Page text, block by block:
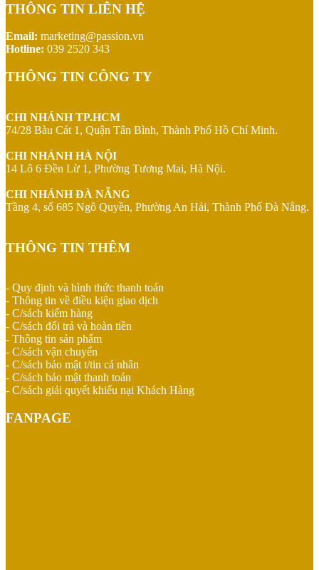
THÔNG TIN LIÊN HỆ
Email: marketing@passion.vn
Hotline: 039 2520 343
THÔNG TIN CÔNG TY
CHI NHÁNH TP.HCM
74/28 Bàu Cát 1, Quận Tân Bình, Thành Phố Hồ Chí Minh.
CHI NHÁNH HÀ NỘI
14 Lô 6 Đền Lừ 1, Phường Tương Mai, Hà Nội.
CHI NHÁNH ĐÀ NẴNG
Tầng 4, số 685 Ngô Quyền, Phường An Hải, Thành Phố Đà Nẵng.
THÔNG TIN THÊM
- Quy định và hình thức thanh toán
- Thông tin về điều kiện giao dịch
- C/sách kiểm hàng
- C/sách đổi trả và hoàn tiền
- Thông tin sản phẩm
- C/sách vận chuyển
- C/sách bảo mật t/tin cá nhân
- C/sách bảo mật thanh toán
- C/sách giải quyết khiếu nại Khách Hàng
FANPAGE